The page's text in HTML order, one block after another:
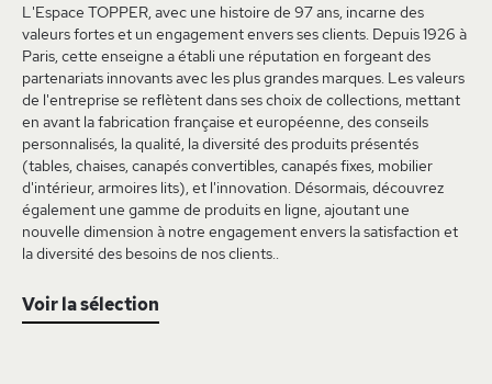
L'Espace TOPPER, avec une histoire de 97 ans, incarne des
valeurs fortes et un engagement envers ses clients. Depuis 1926 à
Paris, cette enseigne a établi une réputation en forgeant des
partenariats innovants avec les plus grandes marques. Les valeurs
de l'entreprise se reflètent dans ses choix de collections, mettant
en avant la fabrication française et européenne, des conseils
personnalisés, la qualité, la diversité des produits présentés
(tables, chaises, canapés convertibles, canapés fixes, mobilier
d'intérieur, armoires lits), et l'innovation. Désormais, découvrez
également une gamme de produits en ligne, ajoutant une
nouvelle dimension à notre engagement envers la satisfaction et
la diversité des besoins de nos clients..
Voir la sélection